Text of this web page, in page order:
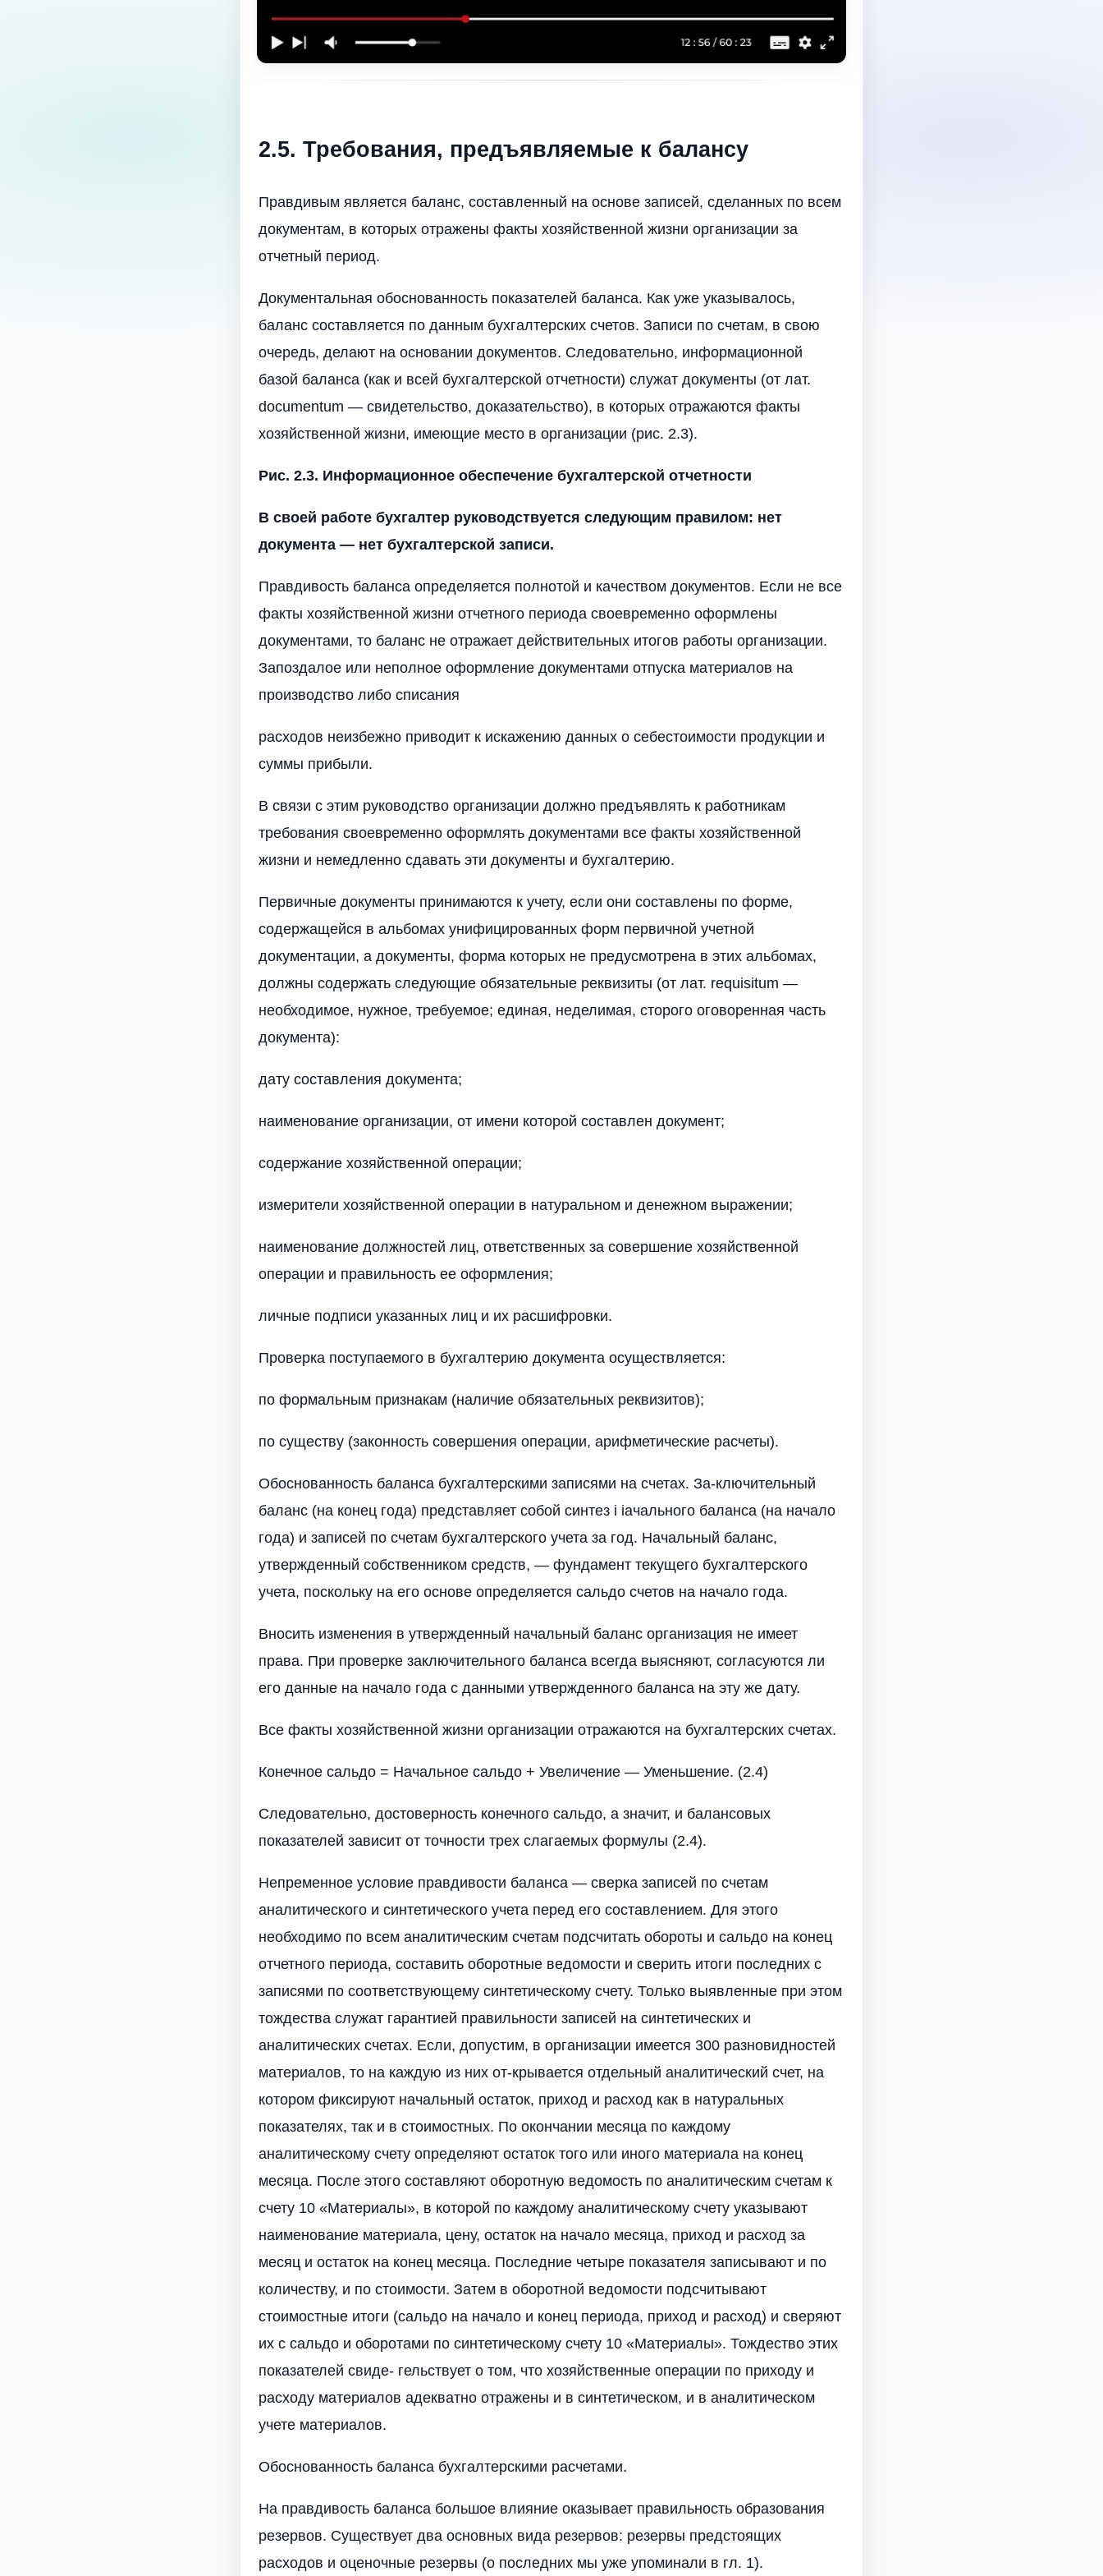
2.5. Требования, предъявляемые к балансу
Правдивым является баланс, составленный на основе записей, сделанных по всем
документам, в которых отражены факты хозяйственной жизни организации за
отчетный период.
Документальная обоснованность показателей баланса. Как уже указывалось,
баланс составляется по данным бухгалтерских счетов. Записи по счетам, в свою
очередь, делают на основании документов. Следовательно, информационной
базой баланса (как и всей бухгалтерской отчетности) служат документы (от лат.
documentum — свидетельство, доказательство), в которых отражаются факты
хозяйственной жизни, имеющие место в организации (рис. 2.3).
Рис. 2.3. Информационное обеспечение бухгалтерской отчетности
В своей работе бухгалтер руководствуется следующим правилом: нет
документа — нет бухгалтерской записи.
Правдивость баланса определяется полнотой и качеством документов. Если не все
факты хозяйственной жизни отчетного периода своевременно оформлены
документами, то баланс не отражает действительных итогов работы организации.
Запоздалое или неполное оформление документами отпуска материалов на
производство либо списания
расходов неизбежно приводит к искажению данных о себестоимости продукции и
суммы прибыли.
В связи с этим руководство организации должно предъявлять к работникам
требования своевременно оформлять документами все факты хозяйственной
жизни и немедленно сдавать эти документы и бухгалтерию.
Первичные документы принимаются к учету, если они составлены по форме,
содержащейся в альбомах унифицированных форм первичной учетной
документации, а документы, форма которых не предусмотрена в этих альбомах,
должны содержать следующие обязательные реквизиты (от лат. requisitum —
необходимое, нужное, требуемое; единая, неделимая, сторого оговоренная часть
документа):
дату составления документа;
наименование организации, от имени которой составлен документ;
содержание хозяйственной операции;
измерители хозяйственной операции в натуральном и денежном выражении;
наименование должностей лиц, ответственных за совершение хозяйственной
операции и правильность ее оформления;
личные подписи указанных лиц и их расшифровки.
Проверка поступаемого в бухгалтерию документа осуществляется:
по формальным признакам (наличие обязательных реквизитов);
по существу (законность совершения операции, арифметические расчеты).
Обоснованность баланса бухгалтерскими записями на счетах. За-ключительный
баланс (на конец года) представляет собой синтез і іачального баланса (на начало
года) и записей по счетам бухгалтерского учета за год. Начальный баланс,
утвержденный собственником средств, — фундамент текущего бухгалтерского
учета, поскольку на его основе определяется сальдо счетов на начало года.
Вносить изменения в утвержденный начальный баланс организация не имеет
права. При проверке заключительного баланса всегда выясняют, согласуются ли
его данные на начало года с данными утвержденного баланса на эту же дату.
Все факты хозяйственной жизни организации отражаются на бухгалтерских счетах.
Конечное сальдо = Начальное сальдо + Увеличение — Уменьшение. (2.4)
Следовательно, достоверность конечного сальдо, а значит, и балансовых
показателей зависит от точности трех слагаемых формулы (2.4).
Непременное условие правдивости баланса — сверка записей по счетам
аналитического и синтетического учета перед его составлением. Для этого
необходимо по всем аналитическим счетам подсчитать обороты и сальдо на конец
отчетного периода, составить оборотные ведомости и сверить итоги последних с
записями по соответствующему синтетическому счету. Только выявленные при этом
тождества служат гарантией правильности записей на синтетических и
аналитических счетах. Если, допустим, в организации имеется 300 разновидностей
материалов, то на каждую из них от-крывается отдельный аналитический счет, на
котором фиксируют начальный остаток, приход и расход как в натуральных
показателях, так и в стоимостных. По окончании месяца по каждому
аналитическому счету определяют остаток того или иного материала на конец
месяца. После этого составляют оборотную ведомость по аналитическим счетам к
счету 10 «Материалы», в которой по каждому аналитическому счету указывают
наименование материала, цену, остаток на начало месяца, приход и расход за
месяц и остаток на конец месяца. Последние четыре показателя записывают и по
количеству, и по стоимости. Затем в оборотной ведомости подсчитывают
стоимостные итоги (сальдо на начало и конец периода, приход и расход) и сверяют
их с сальдо и оборотами по синтетическому счету 10 «Материалы». Тождество этих
показателей свиде- гельствует о том, что хозяйственные операции по приходу и
расходу материалов адекватно отражены и в синтетическом, и в аналитическом
учете материалов.
Обоснованность баланса бухгалтерскими расчетами.
На правдивость баланса большое влияние оказывает правильность образования
резервов. Существует два основных вида резервов: резервы предстоящих
расходов и оценочные резервы (о последних мы уже упоминали в гл. 1).